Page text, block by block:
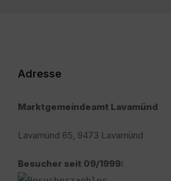
Adresse
Marktgemeindeamt Lavamünd
Lavamünd 65, 9473 Lavamünd
Besucher seit 09/1999: